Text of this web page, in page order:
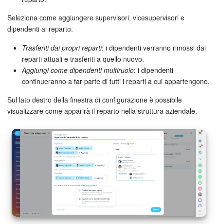
Seleziona come aggiungere supervisori, vicesupervisori e
dipendenti al reparto.
Trasferiti dai propri reparti: i dipendenti verranno rimossi dai
reparti attuali e trasferiti a quello nuovo.
Aggiungi come dipendenti multiruolo: i dipendenti
continueranno a far parte di tutti i reparti a cui appartengono.
Sul lato destro della finestra di configurazione è possibile
visualizzare come apparirà il reparto nella struttura aziendale.